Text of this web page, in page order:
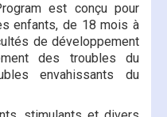
est conçu pour
enfants, de 18 mois à
de développement
des troubles du
envahissants du